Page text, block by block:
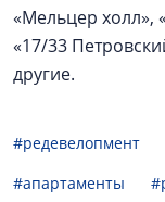
«Мельцер холл»,
«17/33
другие.
#редевелопмент
#апартаменты